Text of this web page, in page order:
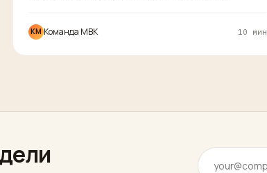
КM Команда MBK 10 мин